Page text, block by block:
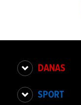
DANAS
SPORT